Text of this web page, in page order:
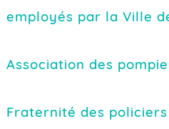
employés par la Ville
Association des
Fraternité des